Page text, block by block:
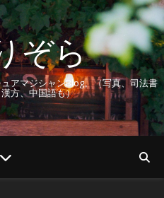
ぞら
アマジシャンBlog。（写真、司法書
方、中国語も）